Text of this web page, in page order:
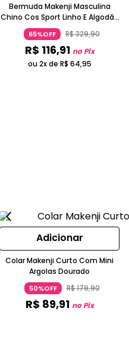
Bermuda Makenji Masculina
Chino Cos Sport Linho E Algodão
Bege Claro
65%OFF R$329,90
R$ 116,91 no Pix
ou 2x de R$ 64,95
Adicionar
Colar Makenji Curto Com Mini
Argolas Dourado
50%OFF R$179,90
R$ 89,91 no Pix